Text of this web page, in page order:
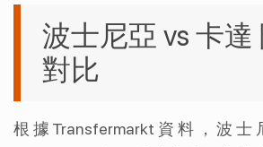
波士尼亞 vs 卡達
對比
根據Transfermarkt資料，波